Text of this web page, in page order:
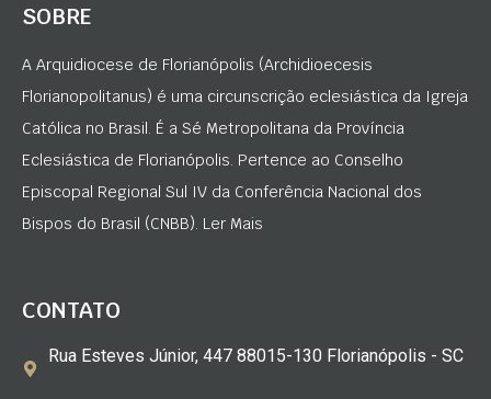
SOBRE
A Arquidiocese de Florianópolis (Archidioecesis
Florianopolitanus) é uma circunscrição eclesiástica da Igreja
Católica no Brasil. É a Sé Metropolitana da Província
Eclesiástica de Florianópolis. Pertence ao Conselho
Episcopal Regional Sul IV da Conferência Nacional dos
Bispos do Brasil (CNBB). Ler Mais
CONTATO
Rua Esteves Júnior, 447 88015-130 Florianópolis - SC